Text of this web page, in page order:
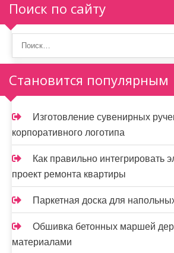
п
о
з
а
п
и
с
я
м
Поиск по сайту
Становится популярным
Изготовление сувенирных
корпоративного логотипа
Как правильно интегрировать
проект ремонта квартиры
Паркетная доска для
Обшивка бетонных маршей
материалами